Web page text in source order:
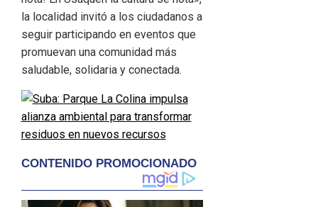
la localidad invitó a los ciudadanos a
seguir participando en eventos que
promuevan una comunidad más
saludable, solidaria y conectada.